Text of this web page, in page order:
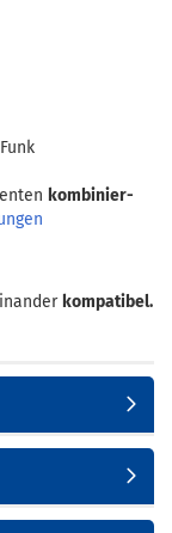
kombinier-
kompatibel.